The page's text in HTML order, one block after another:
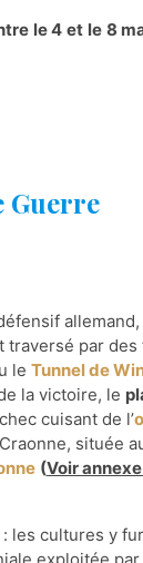
le 4 et le 8
Guerre
allemand,
traversé par
le Tunnel de
la victoire, le
cuisant de l’
située
(Voir
: les cultures y